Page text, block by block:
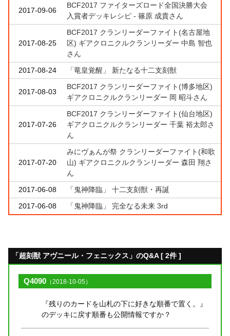
2017-09-06
BCF2017 ファイターズロード全国決勝大会
入賞者デッキレシピ - 篠原 成貴さん
2017-08-25
BCF2017 クランリーダーファイト(名古屋地
区) ギアクロニクルクランリーダー 中島 智也
さん
2017-08-24
「竜皇覚醒」 新たなる十二支刻獣
2017-08-03
BCF2017 クランリーダーファイト(博多地区)
ギアクロニクルクランリーダー 岡 昭斗さん
2017-07-26
BCF2017 クランリーダーファイト(仙台地区)
ギアクロニクルクランリーダー 千葉 裕太郎さ
ん
2017-07-20
みにヴぁんが祭 クランリーダーファイト(和歌
山) ギアクロニクルクランリーダー 森田 翔さ
ん
2017-06-08
「鬼神降臨」 十二支刻獣・再誕
2017-06-08
「鬼神降臨」 完全なる未来 3rd
「超刻獣 アヴニール・フェニックス」のQ&A [ 2件 ]
Q4090 （2018-10-05）
『残りのカードを山札の下に好きな順番で置く。』
のデッキに戻す順番も公開情報ですか？